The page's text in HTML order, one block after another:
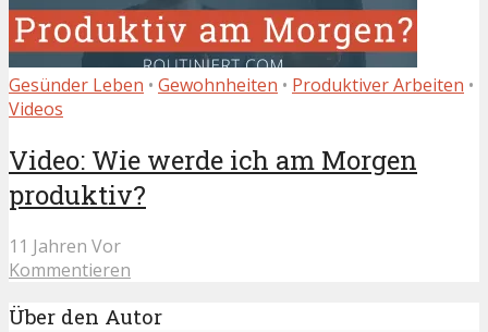
Gesünder Leben • Gewohnheiten • Produktiver Arbeiten •
Videos
Video: Wie werde ich am Morgen
produktiv?
11 Jahren Vor
Kommentieren
Über den Autor